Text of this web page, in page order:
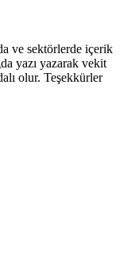
ve sektörlerde içerik
yazı yazarak vekit
olur. Teşekkürler